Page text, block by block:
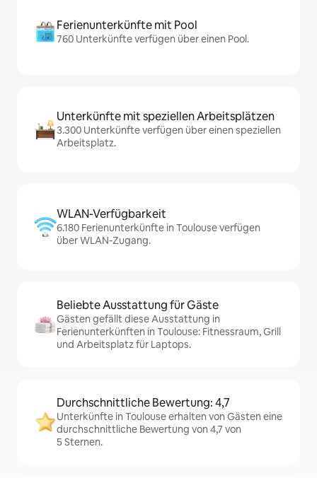
Ferienunterkünfte mit Pool
760 Unterkünfte verfügen über einen Pool.
Unterkünfte mit speziellen Arbeitsplätzen
3.300 Unterkünfte verfügen über einen speziellen
Arbeitsplatz.
WLAN-Verfügbarkeit
6.180 Ferienunterkünfte in Toulouse verfügen
über WLAN-Zugang.
Beliebte Ausstattung für Gäste
Gästen gefällt diese Ausstattung in
Ferienunterkünften in Toulouse: Fitnessraum, Grill
und Arbeitsplatz für Laptops.
Durchschnittliche Bewertung: 4,7
Unterkünfte in Toulouse erhalten von Gästen eine
durchschnittliche Bewertung von 4,7 von
5 Sternen.